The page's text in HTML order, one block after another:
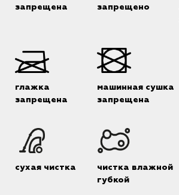
запрещена
запрещено
глажка
запрещена
машинная сушка
запрещена
сухая чистка
чистка влажной
губкой